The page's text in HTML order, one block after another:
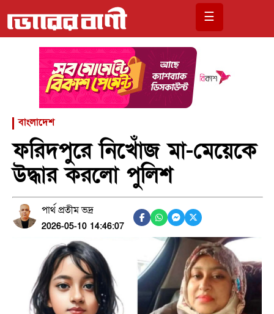
☰
বাংলাদেশ
ফরিদপুরে নিখোঁজ মা-মেয়েকে
উদ্ধার করলো পুলিশ
পার্থ প্রতীম ভদ্র
2026-05-10 14:46:07